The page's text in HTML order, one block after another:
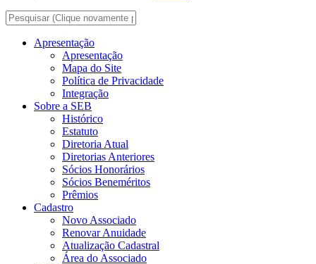
Apresentação
Apresentação
Mapa do Site
Política de Privacidade
Integração
Sobre a SEB
Histórico
Estatuto
Diretoria Atual
Diretorias Anteriores
Sócios Honorários
Sócios Beneméritos
Prêmios
Cadastro
Novo Associado
Renovar Anuidade
Atualização Cadastral
Área do Associado